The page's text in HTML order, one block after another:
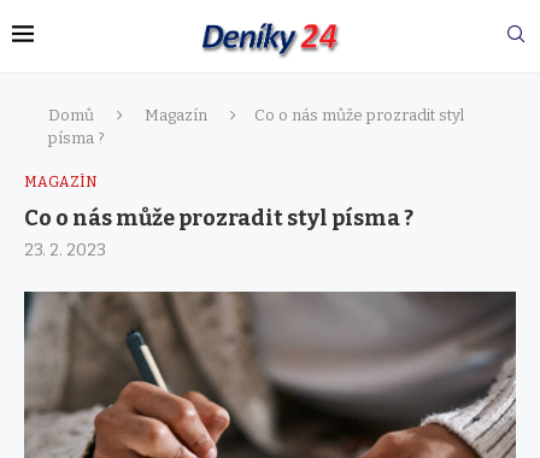
Domů Magazín
Co o nás může prozradit styl
písma ?
MAGAZÍN
Co o nás může prozradit styl písma ?
23. 2. 2023